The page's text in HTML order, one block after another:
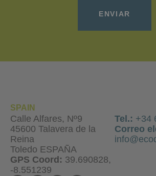
ENVIAR
SPAIN
Calle Alfares, Nº9
45600 Talavera de la
Reina
Toledo ESPAÑA
GPS Coord: 39.690828,
-8.551239
Tel.: +34
Correo